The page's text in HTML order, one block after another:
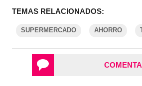
TEMAS RELACIONADOS:
SUPERMERCADO AHORRO